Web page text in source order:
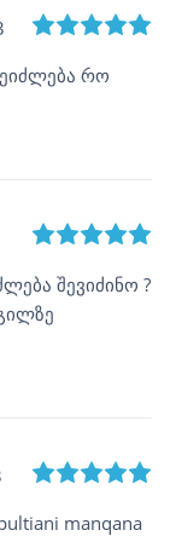
რო
შევიძინო ?
manqana